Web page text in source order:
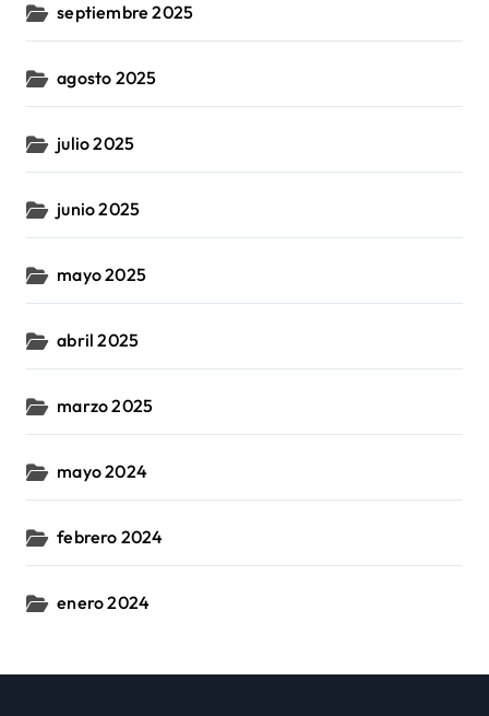
septiembre 2025
agosto 2025
julio 2025
junio 2025
mayo 2025
abril 2025
marzo 2025
mayo 2024
febrero 2024
enero 2024